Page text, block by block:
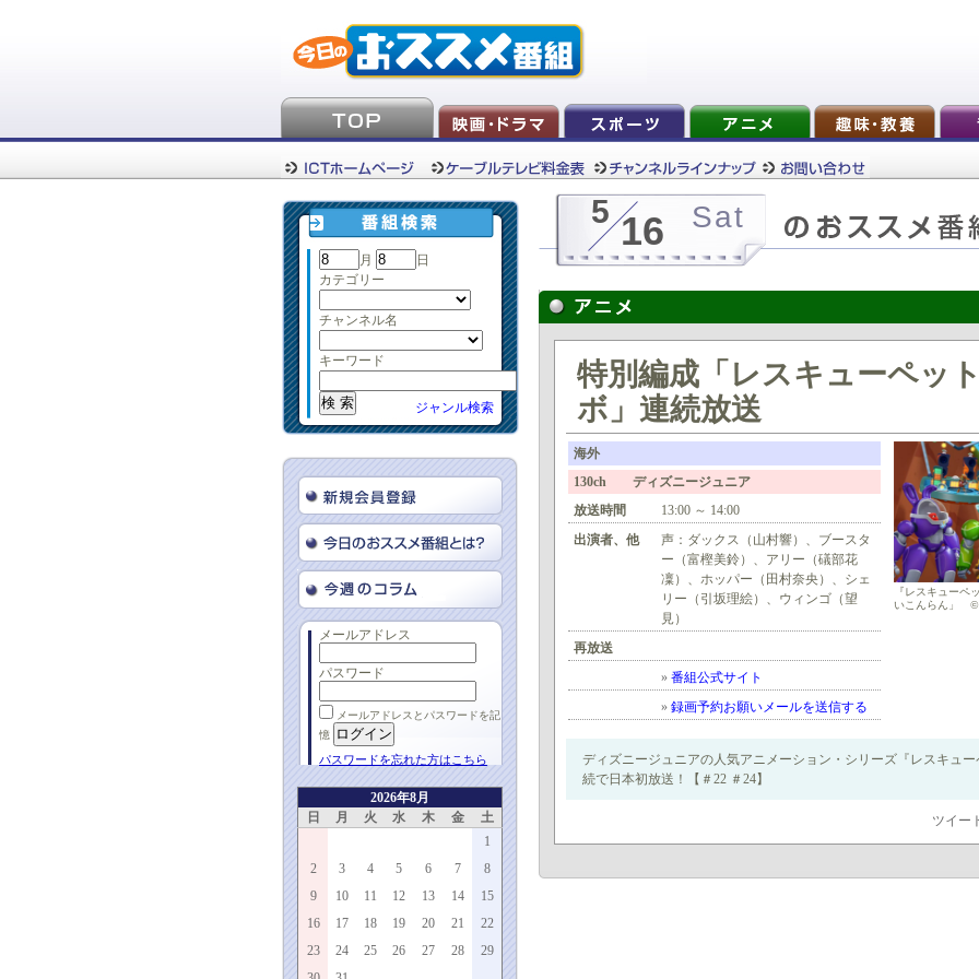
月
日
カテゴリー
チャンネル名
キーワード
ジャンル検索
メールアドレス
パスワード
メールアドレスとパスワードを記
憶
パスワードを忘れた方はこちら
2026年8月
日
月 火 水 木 金
土
1
2
3 4 5 6 7
8
9
10 11 12 13 14
15
16
17 18 19 20 21
22
23
24 25 26 27 28
29
5 16 Sat
特別編成「レスキューペッ
ボ」連続放送
海外
130ch ディズニージュニア
放送時間
13:00 ～ 14:00
出演者、他
声：ダックス（山村響）、ブースタ
ー（富樫美鈴）、アリー（礒部花
凜）、ホッパー（田村奈央）、シェ
リー（引坂理絵）、ウィンゴ（望
見）
再放送
» 番組公式サイト
» 録画予約お願いメールを送信する
『レスキューペ
いこんらん」 ©
ディズニージュニアの人気アニメーション・シリーズ『レスキュ
続で日本初放送！【＃22 ＃24】
ツイー